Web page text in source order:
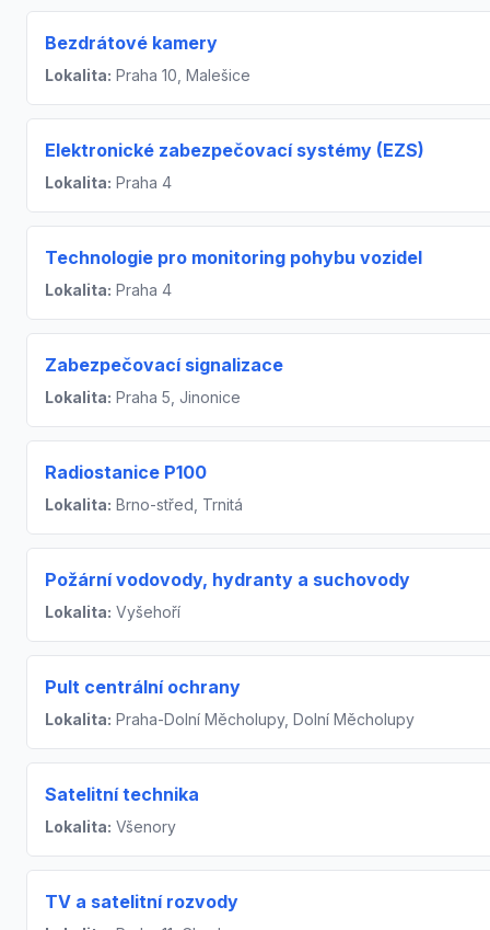
Bezdrátové kamery
Lokalita: Praha 10, Malešice
Elektronické zabezpečovací systémy (EZS)
Lokalita: Praha 4
Technologie pro monitoring pohybu vozidel
Lokalita: Praha 4
Zabezpečovací signalizace
Lokalita: Praha 5, Jinonice
Radiostanice P100
Lokalita: Brno-střed, Trnitá
Požární vodovody, hydranty a suchovody
Lokalita: Vyšehoří
Pult centrální ochrany
Lokalita: Praha-Dolní Měcholupy, Dolní Měcholupy
Satelitní technika
Lokalita: Všenory
TV a satelitní rozvody